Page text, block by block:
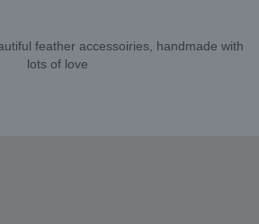
feather accessoiries, handmade with
lots of love